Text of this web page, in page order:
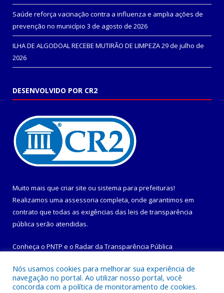
Saúde reforça vacinação contra a influenza e amplia ações de
prevenção no município 3 de agosto de 2026
ILHA DE ALGODOAL RECEBE MUTIRÃO DE LIMPEZA29 de julho de
2026
DESENVOLVIDO POR CR2
Muito mais que criar site ou sistema para prefeituras!
Realizamos uma assessoria completa, onde garantimos em
contrato que todas as exigências das leis de transparência
pública serão atendidas.
Conheça o PNTP e o Radar da Transparência Pública
Nós usamos cookies para melhorar sua experiência de
navegação no portal. Ao utilizar nosso portal, você
concorda com a política de monitoramento de cookies.